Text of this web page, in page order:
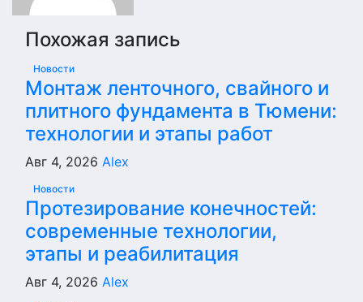
Похожая запись
Новости
Монтаж ленточного, свайного и
плитного фундамента в Тюмени:
технологии и этапы работ
Авг 4, 2026 Alex
Новости
Протезирование конечностей:
современные технологии,
этапы и реабилитация
Авг 4, 2026 Alex